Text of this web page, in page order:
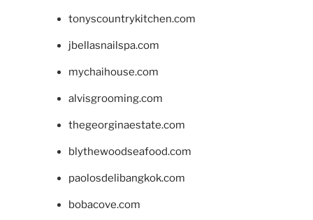
tonyscountrykitchen.com
jbellasnailspa.com
mychaihouse.com
alvisgrooming.com
thegeorginaestate.com
blythewoodseafood.com
paolosdelibangkok.com
bobacove.com